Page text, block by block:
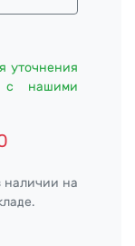
уточнения
с нашими
наличии на